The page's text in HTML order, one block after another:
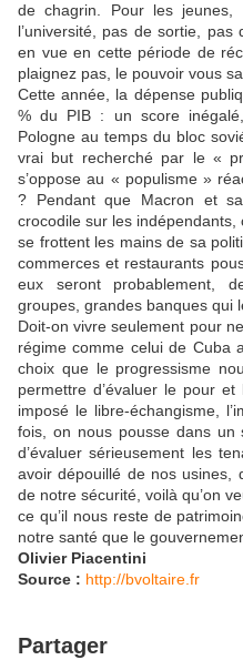
de chagrin. Pour les
l’université, pas de sortie,
en vue en cette période de
plaignez pas, le pouvoir vous
Cette année, la dépense
% du PIB : un score
Pologne au temps du bloc
vrai but recherché par le «
s’oppose au « populisme »
? Pendant que Macron et
crocodile sur les indépendants,
se frottent les mains de sa
commerces et restaurants
eux seront probablement,
groupes, grandes banques qui
Doit-on vivre seulement pour
régime comme celui de Cuba
choix que le progressisme
permettre d’évaluer le pour
imposé le libre-échangisme,
fois, on nous pousse dans un
d’évaluer sérieusement les
avoir dépouillé de nos usines,
de notre sécurité, voilà qu’on
ce qu’il nous reste de
notre santé que le
Olivier Piacentini
Source : http://bvoltaire.fr
Partager